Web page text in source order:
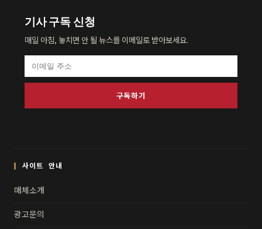
기사 구독 신청
매일 아침, 놓치면 안 될 뉴스를 이메일로 받아보세요.
구독하기
사이트 안내
매체소개
광고문의